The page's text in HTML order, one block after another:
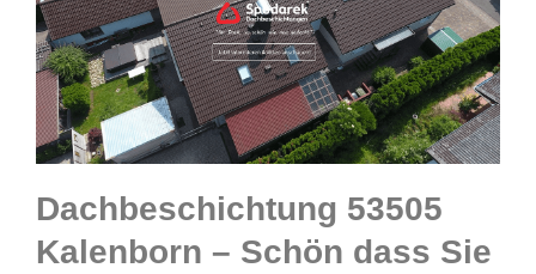
Dachbeschichtung 53505
Kalenborn – Schön dass Sie